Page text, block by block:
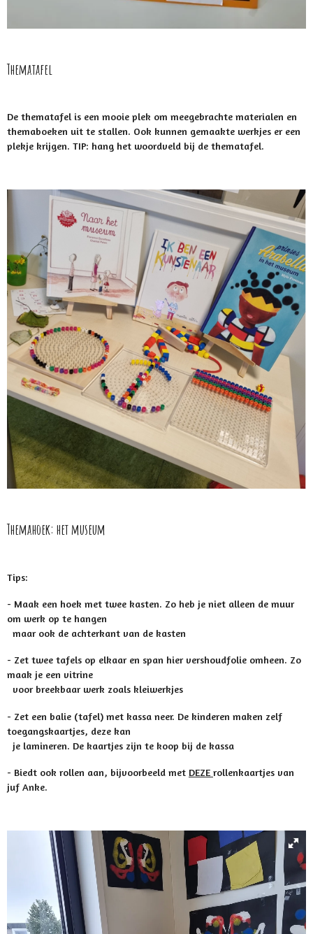
Thematafel
De thematafel is een mooie plek om meegebrachte materialen en
themaboeken uit te stallen. Ook kunnen gemaakte werkjes er een
plekje krijgen. TIP: hang het woordveld bij de thematafel.
Themahoek: het museum
Tips:
- Maak een hoek met twee kasten. Zo heb je niet alleen de muur
om werk op te hangen
maar ook de achterkant van de kasten
- Zet twee tafels op elkaar en span hier vershoudfolie omheen. Zo
maak je een vitrine
voor breekbaar werk zoals kleiwerkjes
- Zet een balie (tafel) met kassa neer. De kinderen maken zelf
toegangskaartjes, deze kan
je lamineren. De kaartjes zijn te koop bij de kassa
- Biedt ook rollen aan, bijvoorbeeld met DEZE rollenkaartjes van
juf Anke.